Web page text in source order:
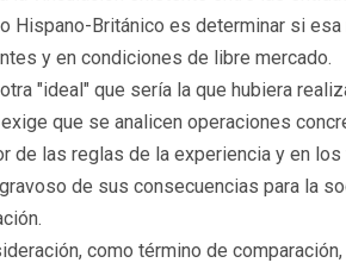
Hispano-Británico es determinar si
y en condiciones de libre mercado.
"ideal" que sería la que hubiera
que se analicen operaciones
de las reglas de la experiencia y en
de sus consecuencias para la
como término de